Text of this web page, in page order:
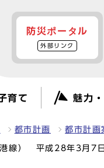
防災ポータル
外部リンク
育て 魅力
都市計画 都市計画
港線） 平成28年3月7